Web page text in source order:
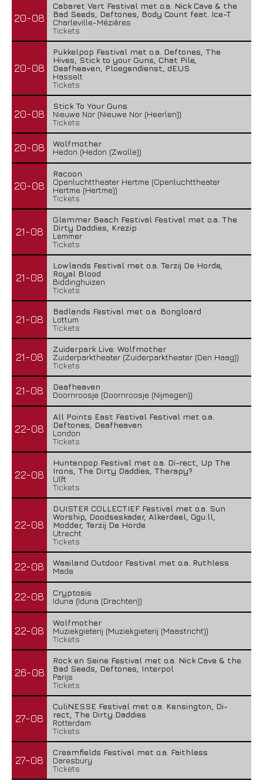
20-08
Cabaret Vert Festival met o.a. Nick Cave & the
Bad Seeds, Deftones, Body Count feat. Ice-T
Charleville-Mézières
Tickets
20-08
Pukkelpop Festival met o.a. Deftones, The
Hives, Stick to your Guns, Chat Pile,
Deafheaven, Ploegendienst, dEUS
Hasselt
Tickets
20-08
Stick To Your Guns
Nieuwe Nor (Nieuwe Nor (Heerlen))
Tickets
20-08
Wolfmother
Hedon (Hedon (Zwolle))
20-08
Racoon
Openluchttheater Hertme (Openluchttheater
Hertme (Hertme))
Tickets
21-08
Glemmer Beach Festival Festival met o.a. The
Dirty Daddies, Krezip
Lemmer
Tickets
21-08
Lowlands Festival met o.a. Terzij De Horde,
Royal Blood
Biddinghuizen
Tickets
21-08
Badlands Festival met o.a. Bongloard
Lottum
Tickets
21-08
Zuiderpark Live: Wolfmother
Zuiderparktheater (Zuiderparktheater (Den Haag))
Tickets
21-08
Deafheaven
Doornroosje (Doornroosje (Nijmegen))
22-08
All Points East Festival Festival met o.a.
Deftones, Deafheaven
London
Tickets
22-08
Huntenpop Festival met o.a. Di-rect, Up The
Irons, The Dirty Daddies, Therapy?
Ulft
Tickets
22-08
DUISTER COLLECTIEF Festival met o.a. Sun
Worship, Doodseskader, Alkerdeel, Ggu:ll,
Modder, Terzij De Horde
Utrecht
Tickets
22-08
Waailand Outdoor Festival met o.a. Ruthless
Made
22-08
Cryptosis
Iduna (Iduna (Drachten))
22-08
Wolfmother
Muziekgieterij (Muziekgieterij (Maastricht))
Tickets
26-08
Rock en Seine Festival met o.a. Nick Cave & the
Bad Seeds, Deftones, Interpol
Parijs
Tickets
27-08
CuliNESSE Festival met o.a. Kensington, Di-
rect, The Dirty Daddies
Rotterdam
Tickets
27-08
Creamfields Festival met o.a. Faithless
Daresbury
Tickets